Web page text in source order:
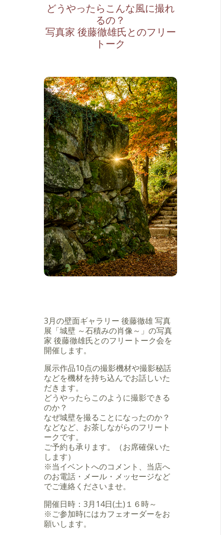
どうやったらこんな風に撮れ
るの？
写真家 後藤徹雄氏とのフリー
トーク
3月の壁面ギャラリー 後藤徹雄 写真
展「城壁 ～石積みの肖像～」の写真
家 後藤徹雄氏とのフリートーク会を
開催します。
展示作品10点の撮影機材や撮影秘話
などを機材を持ち込んでお話しいた
だきます。
どうやったらこのように撮影できる
のか？
なぜ城壁を撮ることになったのか？
などなど、お茶しながらのフリート
ークです。
ご予約も承ります。（お席確保いた
します）
※当イベントへのコメント、当店へ
のお電話・メール・メッセージなど
でご連絡くださいませ。
開催日時：3月14日(土)１６時～
※ご参加時にはカフェオーダーをお
願いします。